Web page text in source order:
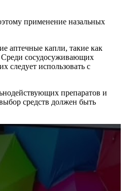
применение назальных
аптечные капли, такие как
Среди сосудосуживающих
следует использовать с
препаратов и
средств должен быть